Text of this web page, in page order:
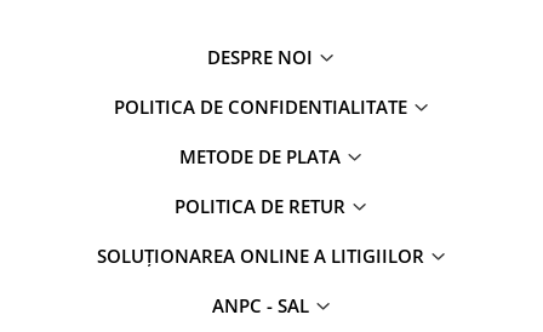
DESPRE NOI
POLITICA DE CONFIDENTIALITATE
METODE DE PLATA
POLITICA DE RETUR
SOLUȚIONAREA ONLINE A LITIGIILOR
ANPC - SAL